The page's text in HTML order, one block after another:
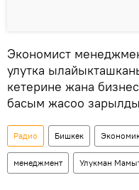
Экономист
улутка
кетерине жана
басым жасоо
Радио Бишкек
менеджмент Улукман